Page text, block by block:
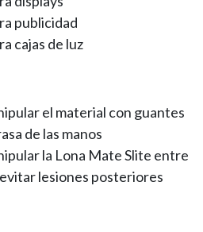
publicidad
cajas de luz
el material con guantes
de las manos
la Lona Mate Slite entre
lesiones posteriores